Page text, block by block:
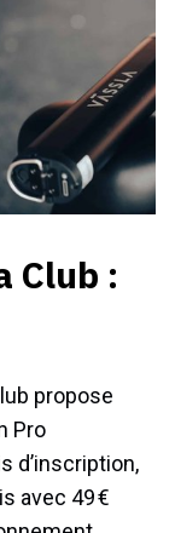
Club :
propose
Pro
avec 49 €